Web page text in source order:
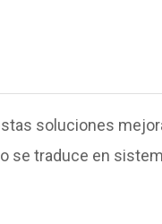
soluciones
se traduce en